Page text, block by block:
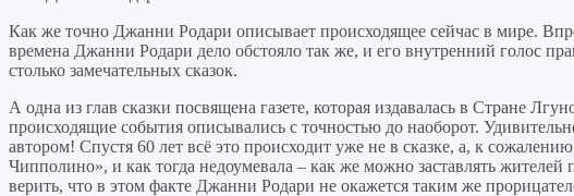
Как же точно Джанни Родари описывает происходящее сейчас в мире.
времена Джанни Родари дело обстояло так же, и его внутренний голос
столько замечательных сказок.
А одна из глав сказки посвящена газете, которая издавалась в Стране
происходящие события описывались с точностью до наоборот.
автором! Спустя 60 лет всё это происходит уже не в сказке, а, к
Чипполино», и как тогда недоумевала – как же можно заставлять жителей
верить, что в этом факте Джанни Родари не окажется таким же